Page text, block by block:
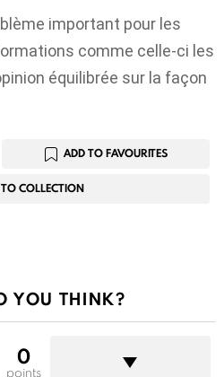
important pour les
comme celle-ci les
équilibrée sur la façon
ADD TO FAVOURITES
COLLECTION
YOU THINK?
0
points